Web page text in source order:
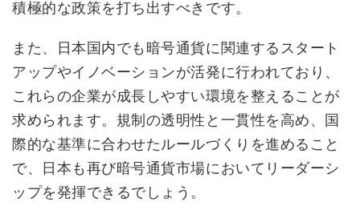
積極的な政策を打ち出すべきです。
また、日本国内でも暗号通貨に関連するスタート
アップやイノベーションが活発に行われており、
これらの企業が成長しやすい環境を整えることが
求められます。規制の透明性と一貫性を高め、国
際的な基準に合わせたルールづくりを進めること
で、日本も再び暗号通貨市場においてリーダーシ
ップを発揮できるでしょう。